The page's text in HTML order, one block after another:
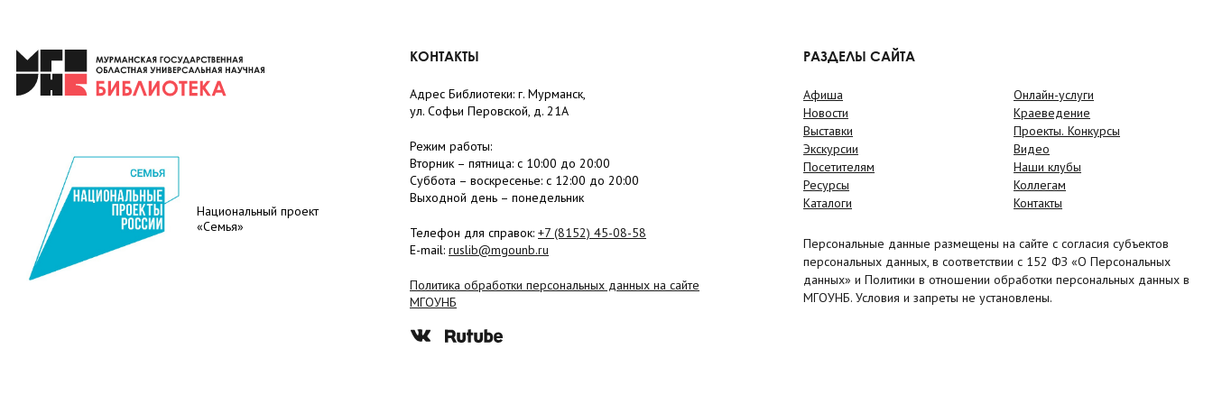
Национальный проект
«Семья»
КОНТАКТЫ
Адрес Библиотеки: г. Мурманск,
ул. Софьи Перовской, д. 21А
Режим работы:
Вторник – пятница: с 10:00 до 20:00
Суббота – воскресенье: c 12:00 до 20:00
Выходной день – понедельник
Телефон для справок: +7 (8152) 45-08-58
E-mail: ruslib@mgounb.ru
Политика обработки персональных данных на сайте
МГОУНБ
РАЗДЕЛЫ САЙТА
Афиша
Новости
Выставки
Экскурсии
Посетителям
Ресурсы
Каталоги
Онлайн-услуги
Краеведение
Проекты. Конкурсы
Видео
Наши клубы
Коллегам
Контакты
Персональные данные размещены на сайте с согласия субъектов
персональных данных, в соответствии с 152 ФЗ «О Персональных
данных» и Политики в отношении обработки персональных данных в
МГОУНБ. Условия и запреты не установлены.